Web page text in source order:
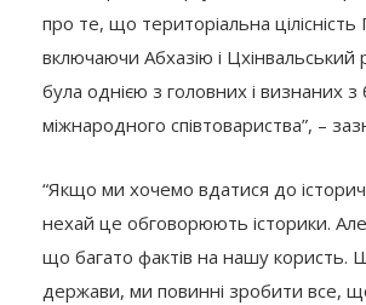
про те, що територіальна цілісність
включаючи Абхазію і Цхінвальський
була однією з головних і визнаних з
міжнародного співтовариства”, –
“Якщо ми хочемо вдатися до
нехай це обговорюють історики.
що багато фактів на нашу користь.
держави, ми повинні зробити все,